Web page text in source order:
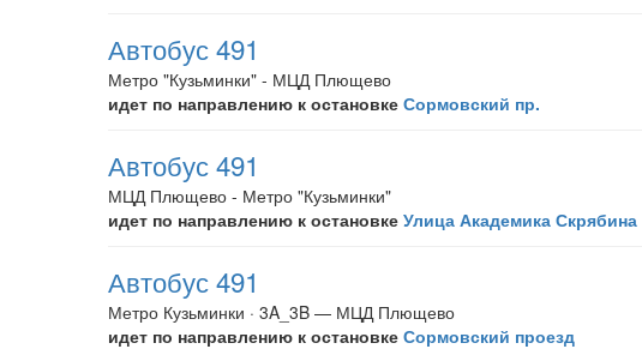
Автобус 491
Метро "Кузьминки" - МЦД Плющево
идет по направлению к остановке Сормовский пр.
Автобус 491
МЦД Плющево - Метро "Кузьминки"
идет по направлению к остановке Улица Академика Скрябина
Автобус 491
Метро Кузьминки · 3A_3B — МЦД Плющево
идет по направлению к остановке Сормовский проезд